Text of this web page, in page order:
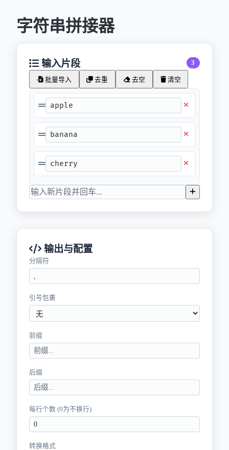
字符串拼接器
输入片段 3
批量导入 去重 去空 清空
输出与配置
分隔符
引号包裹
前缀
后缀
每行个数 (0为不换行)
转换格式